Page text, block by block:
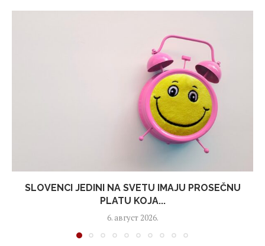
SLOVENCI JEDINI NA SVETU IMAJU PROSEČNU
PLATU KOJA...
6. август 2026.